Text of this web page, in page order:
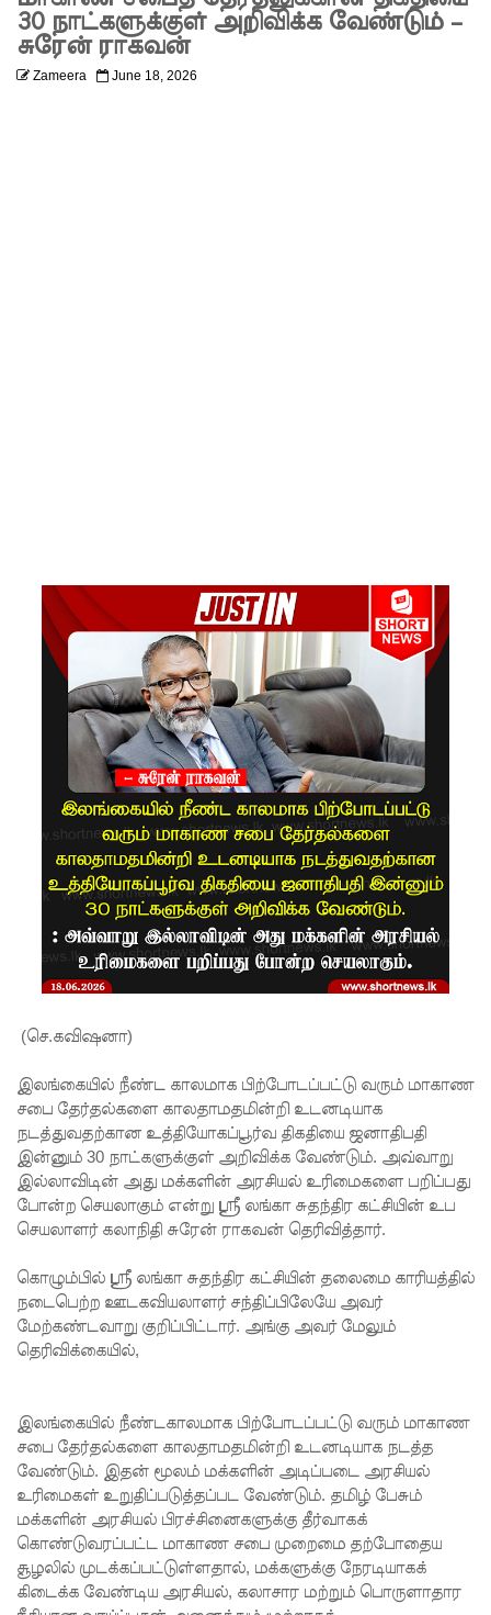
களுக்கா
ன முக்கிய
டுக்குள்
வந்தது!
மெகசின்
சிறைச்சா
லையில்
நேற்று
அமைதியி
ன்மை - 11
காயம்!
மோதலில்
இருவர்
பலி!
குருவிட்ட
லையில்
அமைதியி
ன்மை!
விடுதலை
கோரி
ஜெய்சங்க
ருக்கு
30 நாட்களுக்குள் அறிவிக்க வேண்டும் –
சுரேன் ராகவன்
Zameera June 18, 2026
(செ.கவிஷனா)
இலங்கையில் நீண்ட காலமாக பிற்போடப்பட்டு வரும் மாகாண
சபை தேர்தல்களை காலதாமதமின்றி உடனடியாக
நடத்துவதற்கான உத்தியோகப்பூர்வ திகதியை ஜனாதிபதி
இன்னும் 30 நாட்களுக்குள் அறிவிக்க வேண்டும். அவ்வாறு
இல்லாவிடின் அது மக்களின் அரசியல் உரிமைகளை பறிப்பது
போன்ற செயலாகும் என்று ஸ்ரீ லங்கா சுதந்திர கட்சியின் உப
செயலாளர் கலாநிதி சுரேன் ராகவன் தெரிவித்தார்.
கொழும்பில் ஸ்ரீ லங்கா சுதந்திர கட்சியின் தலைமை காரியத்தில்
நடைபெற்ற ஊடகவியலாளர் சந்திப்பிலேயே அவர்
மேற்கண்டவாறு குறிப்பிட்டார். அங்கு அவர் மேலும்
தெரிவிக்கையில்,
இலங்கையில் நீண்டகாலமாக பிற்போடப்பட்டு வரும் மாகாண
சபை தேர்தல்களை காலதாமதமின்றி உடனடியாக நடத்த
வேண்டும். இதன் மூலம் மக்களின் அடிப்படை அரசியல்
உரிமைகள் உறுதிப்படுத்தப்பட வேண்டும். தமிழ் பேசும்
மக்களின் அரசியல் பிரச்சினைகளுக்கு தீர்வாகக்
கொண்டுவரப்பட்ட மாகாண சபை முறைமை தற்போதைய
சூழலில் முடக்கப்பட்டுள்ளதால், மக்களுக்கு நேரடியாகக்
கிடைக்க வேண்டிய அரசியல், கலாசார மற்றும் பொருளாதார